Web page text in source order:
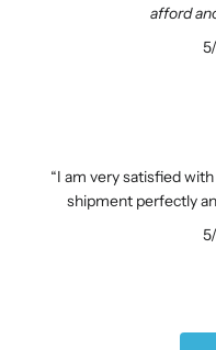
afford
I am very satisfied
shipment perfectly